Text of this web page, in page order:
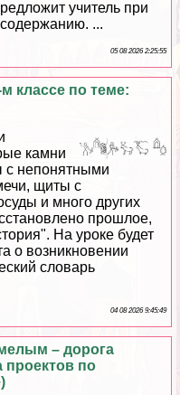
учитель при
...
05 08 2026 2:25:55
классе по теме:
камни
с непонятными
щиты с
и много других
прошлое,
На уроке будет
о возникновении
словарь
04 08 2026 9:45:49
– дорога
проектов по